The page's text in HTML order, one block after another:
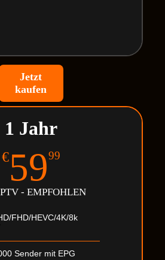
Jetzt
kaufen
1 Jahr
€5999
- EMPFOHLEN
FHD/HEVC/4K/8k
Sender mit EPG